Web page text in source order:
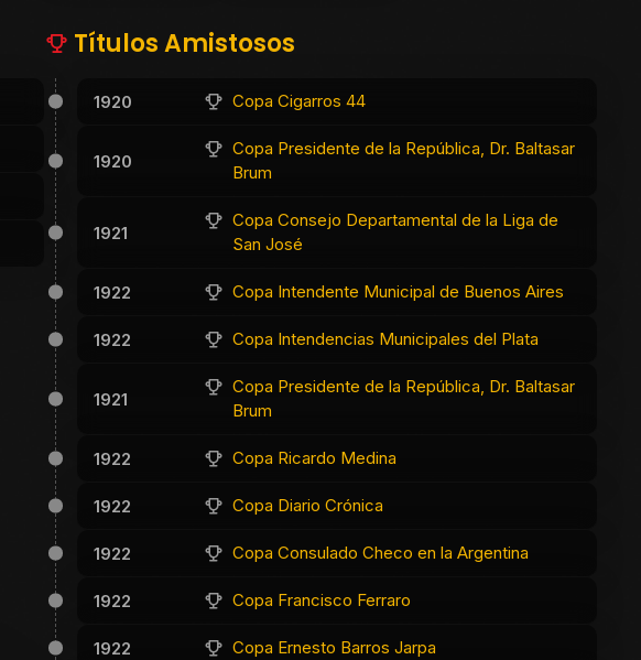
Títulos Amistosos
1920 Copa Cigarros 44
1920
Copa Presidente de la República, Dr. Baltasar
Brum
1921
Copa Consejo Departamental de la Liga de
San José
1922 Copa Intendente Municipal de Buenos Aires
1922 Copa Intendencias Municipales del Plata
1921
Copa Presidente de la República, Dr. Baltasar
Brum
1922 Copa Ricardo Medina
1922 Copa Diario Crónica
1922 Copa Consulado Checo en la Argentina
1922 Copa Francisco Ferraro
1922 Copa Ernesto Barros Jarpa